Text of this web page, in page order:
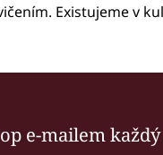
Existujeme v
e-mailem